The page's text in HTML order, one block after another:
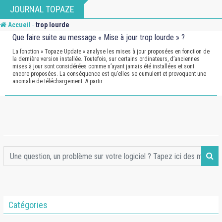
to
content
JOURNAL TOPAZE
Accueil -trop lourde
Que faire suite au message « Mise à jour trop lourde » ?
La fonction » Topaze Update » analyse les mises à jour proposées en fonction de
la dernière version installée. Toutefois, sur certains ordinateurs, d’anciennes
mises à jour sont considérées comme n’ayant jamais été installées et sont
encore proposées. La conséquence est qu’elles se cumulent et provoquent une
anomalie de téléchargement. A partir…
Catégories